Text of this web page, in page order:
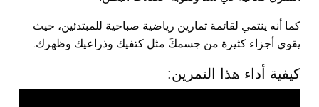
كما أنه ينتمي لقائمة تمارين رياضية صباحية للمبتدئين، حيث
يقوي أجزاء كثيرة من جسمكَ مثل كتفيك وذراعيك وظهرك.
كيفية أداء هذا التمرين: